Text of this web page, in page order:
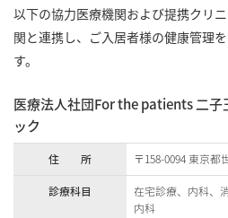
以下の協力医療機関および提携クリ
関と連携し、ご入居者様の健康管理
す。
医療法人社団For the patients 二子
ック
住 所
〒158-0094 東京都
診療科目
在宅診療、内科、
内科